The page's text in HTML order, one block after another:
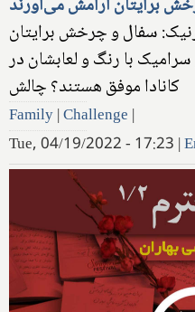
برایتان آرامش می‌آورند
سفال و چرخش برایتان
با رنگ و لعابشان در
کانادا موفق هستند؟ چالش
Family|Challenge |
Tue, 04/19/2022 - 17:23 |